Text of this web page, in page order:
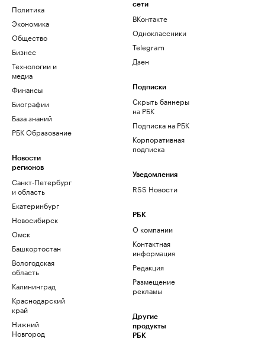
Политика
Экономика
Общество
Бизнес
Технологии и
медиа
Финансы
Биографии
База знаний
РБК Образование
Новости
регионов
Санкт-Петербург
и область
Екатеринбург
Новосибирск
Омск
Башкортостан
Вологодская
область
Калининград
Краснодарский
край
Нижний
Новгород
сети
ВКонтакте
Одноклассники
Telegram
Дзен
Подписки
Скрыть баннеры
на РБК
Подписка на РБК
Корпоративная
подписка
Уведомления
RSS Новости
РБК
О компании
Контактная
информация
Редакция
Размещение
рекламы
Другие
продукты
РБК